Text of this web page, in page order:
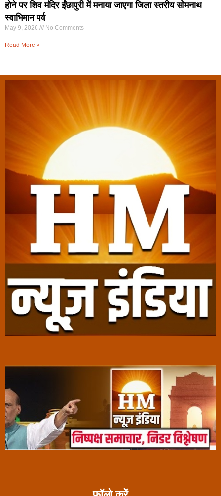
होने पर शिव मंदिर ईंछापुरी में मनाया जाएगा जिला स्तरीय सोमनाथ
स्वाभिमान पर्व
May 9, 2026 No Comments
Read More »